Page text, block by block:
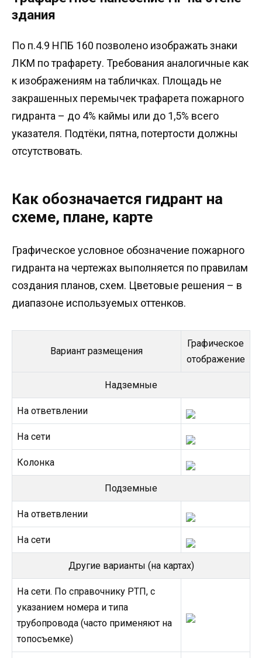
здания
По п.4.9 НПБ 160 позволено изображать знаки
ЛКМ по трафарету. Требования аналогичные как
к изображениям на табличках. Площадь не
закрашенных перемычек трафарета пожарного
гидранта – до 4% каймы или до 1,5% всего
указателя. Подтёки, пятна, потертости должны
отсутствовать.
Как обозначается гидрант на
схеме, плане, карте
Графическое условное обозначение пожарного
гидранта на чертежах выполняется по правилам
создания планов, схем. Цветовые решения – в
диапазоне используемых оттенков.
Вариант размещения
Графическое
отображение
Надземные
На ответвлении
На сети
Колонка
Подземные
На ответвлении
На сети
Другие варианты (на картах)
На сети. По справочнику РТП, с
указанием номера и типа
трубопровода (часто применяют на
топосъемке)